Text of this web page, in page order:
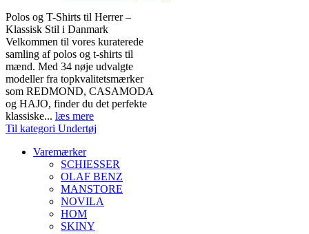
Polos og T-Shirts til Herrer –
Klassisk Stil i Danmark
Velkommen til vores kuraterede
samling af polos og t-shirts til
mænd. Med 34 nøje udvalgte
modeller fra topkvalitetsmærker
som REDMOND, CASAMODA
og HAJO, finder du det perfekte
klassiske... læs mere
Til kategori Undertøj
Varemærker
SCHIESSER
OLAF BENZ
MANSTORE
NOVILA
HOM
SKINY